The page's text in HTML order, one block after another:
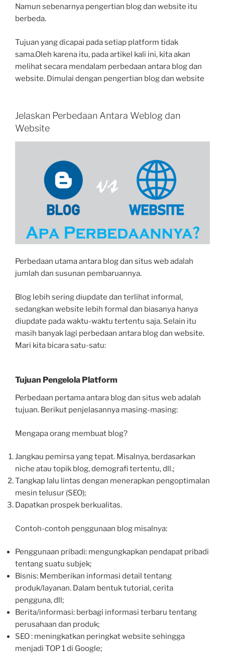
Namun sebenarnya pengertian blog dan website itu
berbeda.
Tujuan yang dicapai pada setiap platform tidak
sama.Oleh karena itu, pada artikel kali ini, kita akan
melihat secara mendalam perbedaan antara blog dan
website. Dimulai dengan pengertian blog dan website
Jelaskan Perbedaan Antara Weblog dan
Website
Perbedaan utama antara blog dan situs web adalah
jumlah dan susunan pembaruannya.
Blog lebih sering diupdate dan terlihat informal,
sedangkan website lebih formal dan biasanya hanya
diupdate pada waktu-waktu tertentu saja. Selain itu
masih banyak lagi perbedaan antara blog dan website.
Mari kita bicara satu-satu:
Tujuan Pengelola Platform
Perbedaan pertama antara blog dan situs web adalah
tujuan. Berikut penjelasannya masing-masing:
Mengapa orang membuat blog?
Jangkau pemirsa yang tepat. Misalnya, berdasarkan
niche atau topik blog, demografi tertentu, dll.;
Tangkap lalu lintas dengan menerapkan pengoptimalan
mesin telusur (SEO);
Dapatkan prospek berkualitas.
Contoh-contoh penggunaan blog misalnya:
Penggunaan pribadi: mengungkapkan pendapat pribadi
tentang suatu subjek;
Bisnis: Memberikan informasi detail tentang
produk/layanan. Dalam bentuk tutorial, cerita
pengguna, dll;
Berita/informasi: berbagi informasi terbaru tentang
perusahaan dan produk;
SEO : meningkatkan peringkat website sehingga
menjadi TOP 1 di Google;